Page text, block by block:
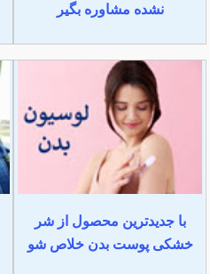
نشده مشاوره بگیر
با جدیدترین محصول از شر
خشکی پوست بدن خلاص شو